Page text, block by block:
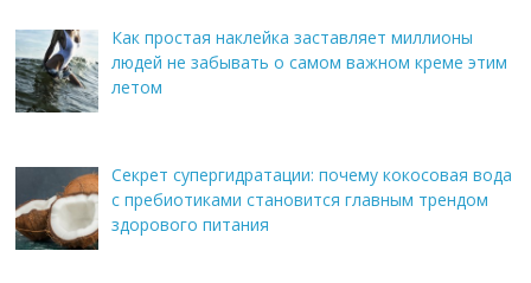
Как простая наклейка заставляет миллионы
людей не забывать о самом важном креме этим
летом
Секрет супергидратации: почему кокосовая вода
с пребиотиками становится главным трендом
здорового питания